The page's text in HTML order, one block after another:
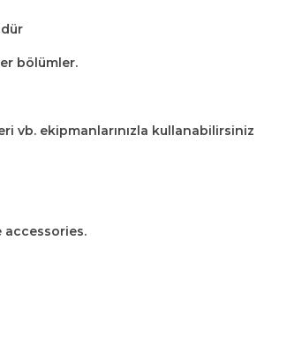
bölümler.
vb. ekipmanlarınızla kullanabilirsiniz